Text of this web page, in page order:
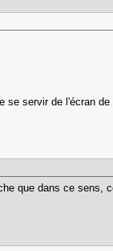
se servir de l'écran
que dans ce